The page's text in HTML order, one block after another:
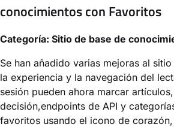
conocimientos con Favoritos
Categoría: Sitio de base de
Se han añadido varias mejoras al
la experiencia y la navegación del
sesión pueden ahora marcar
decisión,endpoints de API y
favoritos usando el icono de